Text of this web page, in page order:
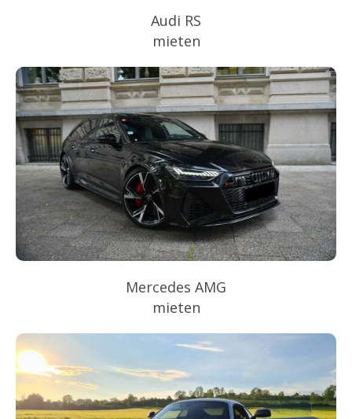
Audi RS
mieten
Mercedes AMG
mieten